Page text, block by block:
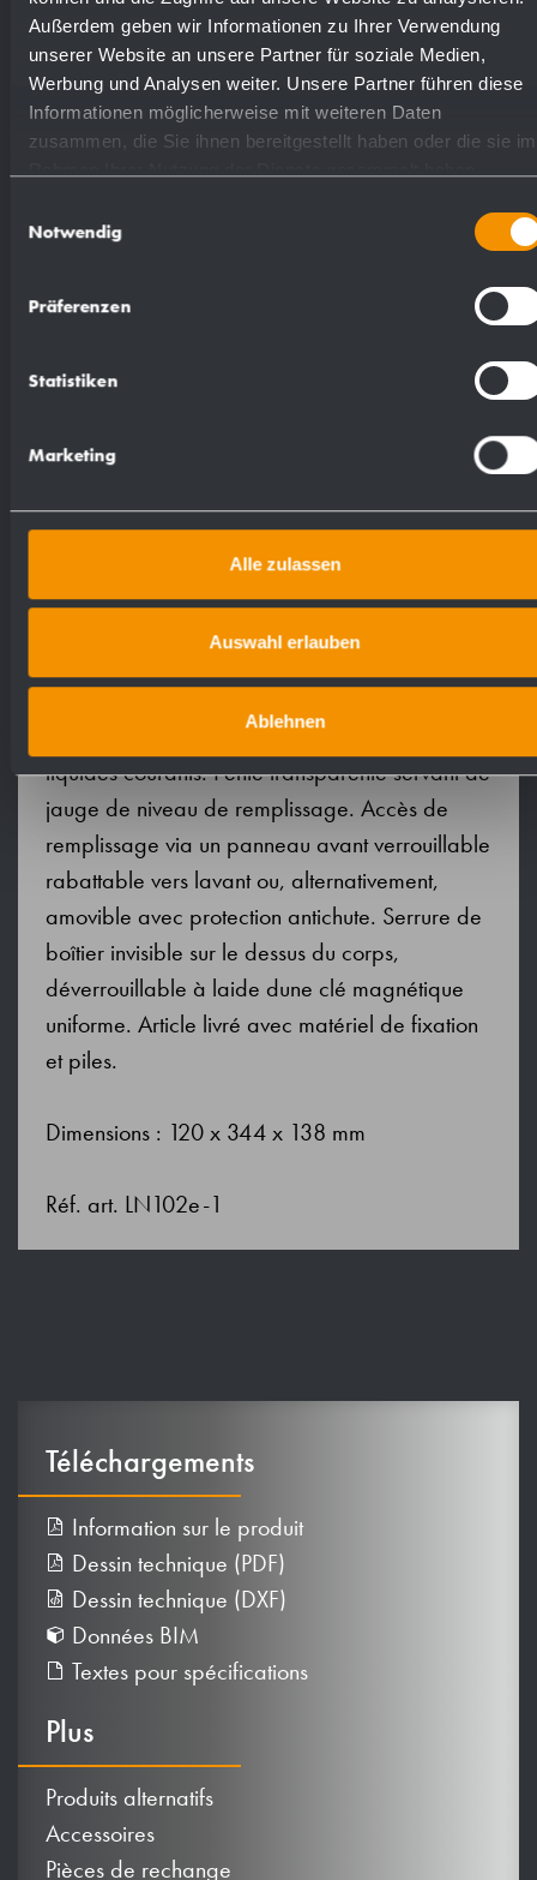
Außerdem geben wir Informationen zu Ihrer Verwendung
unserer Website an unsere Partner für soziale Medien,
Werbung und Analysen weiter. Unsere Partner führen diese
Informationen möglicherweise mit weiteren Daten
zusammen, die Sie ihnen bereitgestellt haben oder die sie im
Notwendig
Präferenzen
Statistiken
Marketing
Alle zulassen
Auswahl erlauben
Ablehnen
poli 831114
(coloré) plastifié 828114
inoxydable (acier au nickel-chrome
modulaire entièrement en acier inoxydable
composé dun panneau arrière de montage,
Prévu pour lotions pour les mains ou savons
liquides courants. Fente transparente servant de
jauge de niveau de remplissage. Accès de
remplissage via un panneau avant verrouillable
rabattable vers lavant ou, alternativement,
amovible avec protection antichute. Serrure de
boîtier invisible sur le dessus du corps,
déverrouillable à laide dune clé magnétique
uniforme. Article livré avec matériel de fixation
et piles.
Dimensions : 120 x 344 x 138 mm
Réf. art. LN102e-1
Téléchargements
Information sur le produit
Dessin technique (PDF)
Dessin technique (DXF)
Données BIM
Textes pour spécifications
Plus
Produits alternatifs
Accessoires
Pièces de rechange